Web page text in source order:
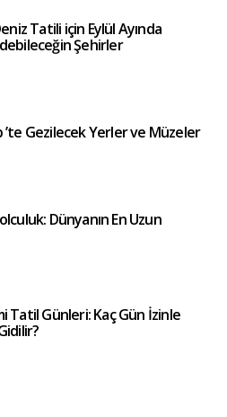
Tatili için Eylül Ayında
Şehirler
’te Gezilecek Yerler ve Müzeler
Dünyanın En Uzun
Tatil Günleri: Kaç Gün İzinle